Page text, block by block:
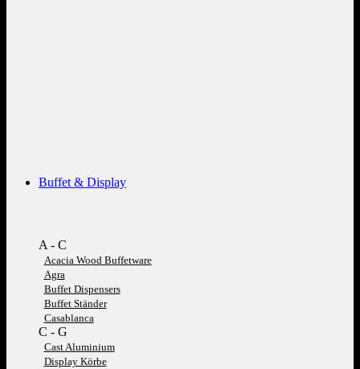
Buffet & Display
A - C
Acacia Wood Buffetware
Agra
Buffet Dispensers
Buffet Ständer
Casablanca
C - G
Cast Aluminium
Display Körbe